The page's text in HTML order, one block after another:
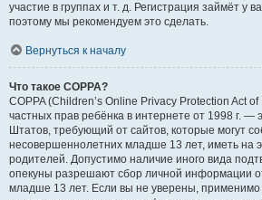
участие в группах и т. д. Регистрация займёт у
поэтому мы рекомендуем это сделать.
Вернуться к началу
Что такое COPPA?
COPPA (Children’s Online Privacy Protection Act
частных прав ребёнка в интернете от 1998 г. —
Штатов, требующий от сайтов, которые могут
несовершеннолетних младше 13 лет, иметь на
родителей. Допустимо наличие иного вида
опекуны разрешают сбор личной информации
младше 13 лет. Если вы не уверены, применимо